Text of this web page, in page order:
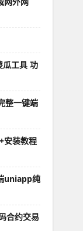
瓜工具 功
整一键端
安装教程
uniapp纯
合约交易